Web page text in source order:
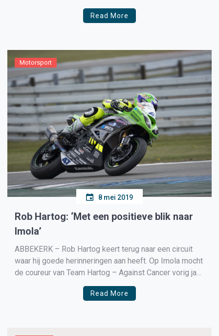
Bloesem in Wognum wordt dan om 19.00 uur de laatste
thuiswedstrijd in de nacompetitie gespeeld tegen
Read More
Motorsport
8 mei 2019
Rob Hartog: ‘Met een positieve blik naar
Imola’
ABBEKERK – Rob Hartog keert terug naar een circuit
waar hij goede herinneringen aan heeft. Op Imola mocht
de coureur van Team Hartog – Against Cancer vorig jaar
vanaf de tweede startrij vertrekken en finishte hij als
elfde in de race. In de afgelopen weken heeft Hartog
Read More